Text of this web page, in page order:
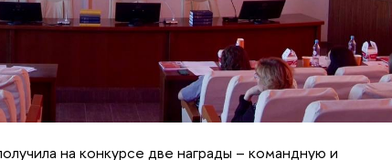
на конкурсе две награды – командную и